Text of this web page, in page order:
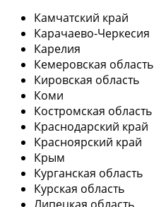
Камчатский край
Карачаево-Черкесия
Карелия
Кемеровская область
Кировская область
Коми
Костромская область
Краснодарский край
Красноярский край
Крым
Курганская область
Курская область